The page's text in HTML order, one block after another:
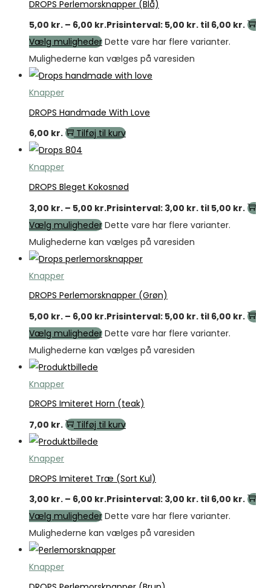
DROPS Perlemorsknapper (Blå)
5,00 kr. – 6,00 kr.Prisinterval: 5,00 kr. til 6,00 kr.
Vælg muligheder Dette vare har flere varianter.
Mulighederne kan vælges på varesiden
Knapper
DROPS Handmade With Love
6,00 kr. Tilføj til kurv
Knapper
DROPS Bleget Kokosnød
3,00 kr. – 5,00 kr.Prisinterval: 3,00 kr. til 5,00 kr.
Vælg muligheder Dette vare har flere varianter.
Mulighederne kan vælges på varesiden
Knapper
DROPS Perlemorsknapper (Grøn)
5,00 kr. – 6,00 kr.Prisinterval: 5,00 kr. til 6,00 kr.
Vælg muligheder Dette vare har flere varianter.
Mulighederne kan vælges på varesiden
Knapper
DROPS Imiteret Horn (teak)
7,00 kr. Tilføj til kurv
Knapper
DROPS Imiteret Træ (Sort Kul)
3,00 kr. – 6,00 kr.Prisinterval: 3,00 kr. til 6,00 kr.
Vælg muligheder Dette vare har flere varianter.
Mulighederne kan vælges på varesiden
Knapper